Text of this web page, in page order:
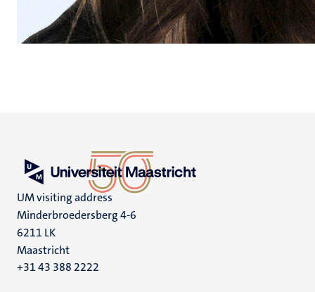
UM visiting address
Minderbroedersberg 4-6
6211 LK
Maastricht
+31 43 388 2222